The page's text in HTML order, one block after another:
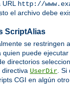
URL http://
el archivo debe
ScriptAlias
se restringen
puede
directorios
directiva UserDir. Si
CGI en algún